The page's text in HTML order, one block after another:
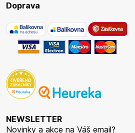
Doprava
NEWSLETTER
Novinky a akce na Váš email?